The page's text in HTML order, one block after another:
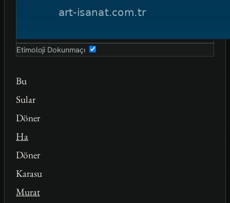
Etimoloji Dokunmaçı
Bu
Sular
Döner
Ha
Döner
Karasu
Murat